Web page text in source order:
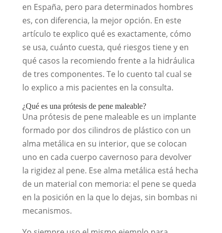
en España, pero para determinados hombres
es, con diferencia, la mejor opción. En este
artículo te explico qué es exactamente, cómo
se usa, cuánto cuesta, qué riesgos tiene y en
qué casos la recomiendo frente a la hidráulica
de tres componentes. Te lo cuento tal cual se
lo explico a mis pacientes en la consulta.
¿Qué es una prótesis de pene maleable?
Una prótesis de pene maleable es un implante
formado por dos cilindros de plástico con un
alma metálica en su interior, que se colocan
uno en cada cuerpo cavernoso para devolver
la rigidez al pene. Ese alma metálica está hecha
de un material con memoria: el pene se queda
en la posición en la que lo dejas, sin bombas ni
mecanismos.